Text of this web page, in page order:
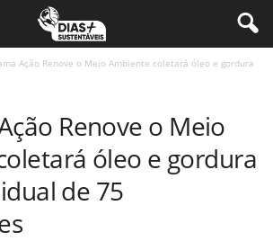
Ação Renove o Meio Ambiente coletará óleo e gordura
Renove o Meio
óleo e gordura
de 75